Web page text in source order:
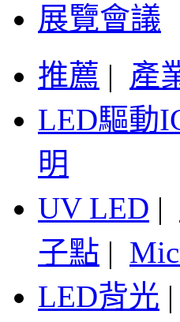
展覽會議
推薦 | 產
LED驅動
明
UV LED |
子點 |
LED背光 |